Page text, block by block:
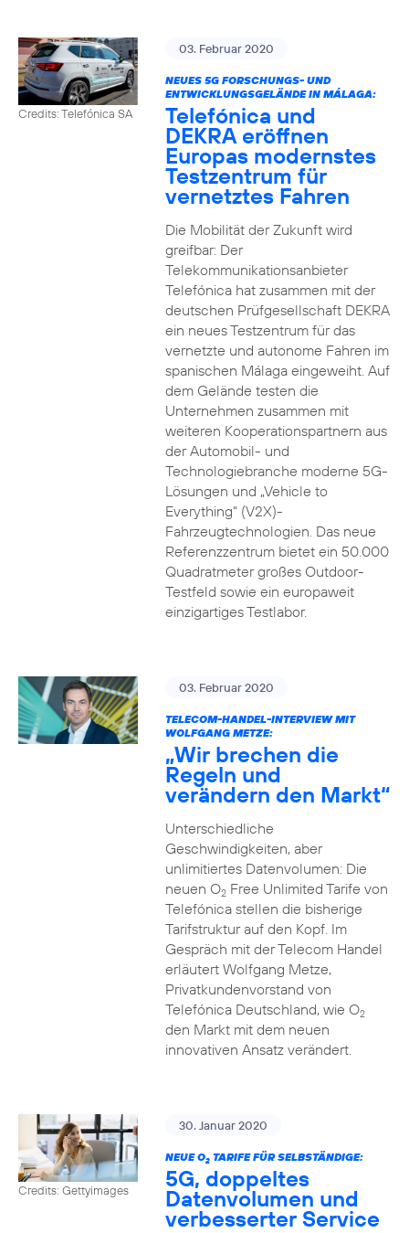
Credits: Telefónica SA
03. Februar 2020
NEUES 5G FORSCHUNGS- UND
ENTWICKLUNGSGELÄNDE IN MÁLAGA:
Telefónica und
DEKRA eröffnen
Europas modernstes
Testzentrum für
vernetztes Fahren
Die Mobilität der Zukunft wird
greifbar: Der
Telekommunikationsanbieter
Telefónica hat zusammen mit der
deutschen Prüfgesellschaft DEKRA
ein neues Testzentrum für das
vernetzte und autonome Fahren im
spanischen Málaga eingeweiht. Auf
dem Gelände testen die
Unternehmen zusammen mit
weiteren Kooperationspartnern aus
der Automobil- und
Technologiebranche moderne 5G-
Lösungen und „Vehicle to
Everything“ (V2X)-
Fahrzeugtechnologien. Das neue
Referenzzentrum bietet ein 50.000
Quadratmeter großes Outdoor-
Testfeld sowie ein europaweit
einzigartiges Testlabor.
03. Februar 2020
TELECOM-HANDEL-INTERVIEW MIT
WOLFGANG METZE:
„Wir brechen die
Regeln und
verändern den Markt“
Unterschiedliche
Geschwindigkeiten, aber
unlimitiertes Datenvolumen: Die
neuen O2Free Unlimited Tarife von
Telefónica stellen die bisherige
Tarifstruktur auf den Kopf. Im
Gespräch mit der Telecom Handel
erläutert Wolfgang Metze,
Privatkundenvorstand von
Telefónica Deutschland, wie O2
den Markt mit dem neuen
innovativen Ansatz verändert.
Credits: Gettyimages
30. Januar 2020
NEUE O2TARIFE FÜR SELBSTÄNDIGE:
5G, doppeltes
Datenvolumen und
verbesserter Service